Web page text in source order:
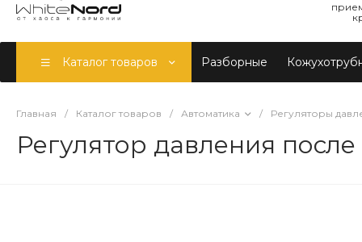
Каталог товаров Разборные
Главная / Каталог товаров / Автоматика / Регуляторы
Регулятор давления